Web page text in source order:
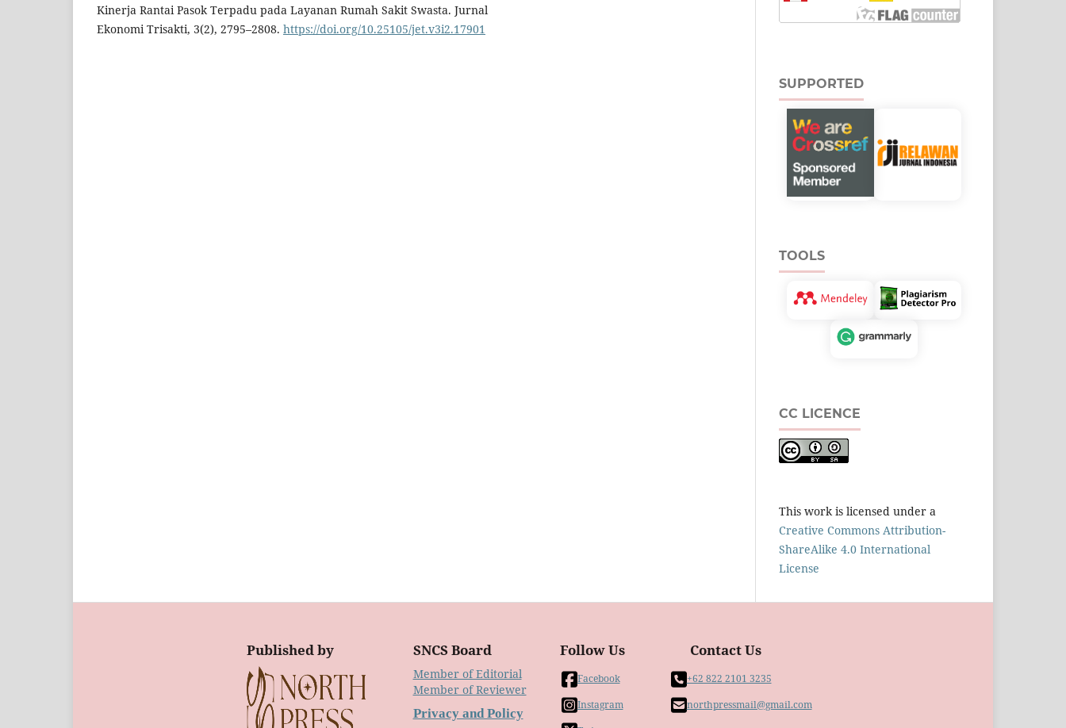
Kinerja Rantai Pasok Terpadu pada Layanan Rumah Sakit Swasta. Jurnal
Ekonomi Trisakti, 3(2), 2795–2808. https://doi.org/10.25105/jet.v3i2.17901
SUPPORTED
TOOLS
CC LICENCE
This work is licensed under a
Creative Commons Attribution-
ShareAlike 4.0 International
License
Published by SNCS Board
Member of Editorial
Member of Reviewer
Privacy and Policy
Follow Us
Facebook
Instagram
Contact Us
+62 822 2101 3235
northpressmail@gmail.com